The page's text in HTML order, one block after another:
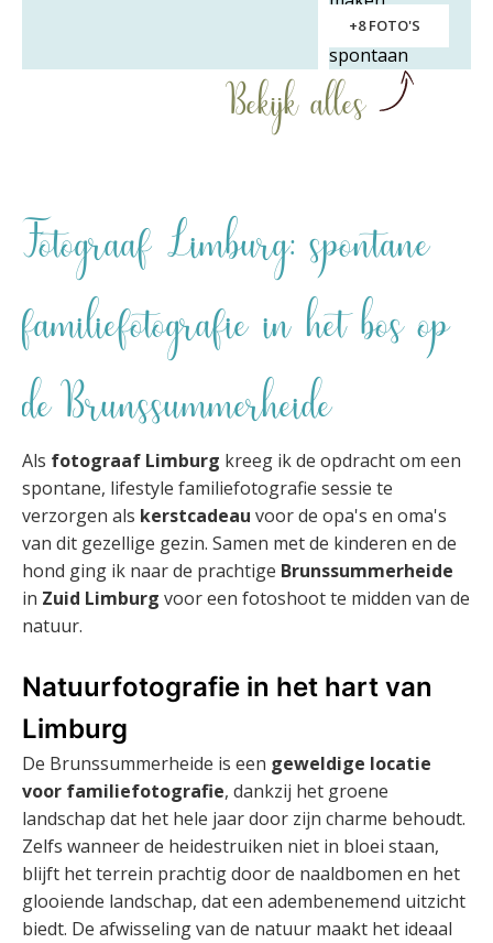
+8 FOTO'S
Bekijk alles
Fotograaf Limburg: spontane
familiefotografie in het bos op
de Brunssummerheide
Als fotograaf Limburg kreeg ik de opdracht om een
spontane, lifestyle familiefotografie sessie te
verzorgen als kerstcadeau voor de opa's en oma's
van dit gezellige gezin. Samen met de kinderen en de
hond ging ik naar de prachtige Brunssummerheide
in Zuid Limburg voor een fotoshoot te midden van de
natuur.
Natuurfotografie in het hart van
Limburg
De Brunssummerheide is een geweldige locatie
voor familiefotografie, dankzij het groene
landschap dat het hele jaar door zijn charme behoudt.
Zelfs wanneer de heidestruiken niet in bloei staan,
blijft het terrein prachtig door de naaldbomen en het
glooiende landschap, dat een adembenemend uitzicht
biedt. De afwisseling van de natuur maakt het ideaal